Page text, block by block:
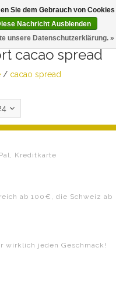
cacao spread
/ cacao spread
Kreditkarte
ab 100€, die Schweiz ab
wirklich jeden Geschmack!
Sie dem Gebrauch von Cookies
Nachricht Ausblenden
unsere Datenschutzerklärung. »